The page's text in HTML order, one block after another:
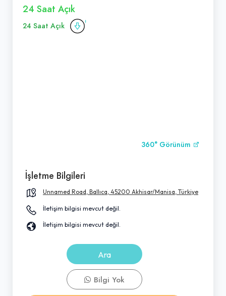
24 Saat Açık
24 Saat Açık
360° Görünüm
İşletme Bilgileri
Unnamed Road, Ballıca, 45200 Akhisar/Manisa, Türkiye
İletişim bilgisi mevcut değil.
İletişim bilgisi mevcut değil.
Ara
Bilgi Yok